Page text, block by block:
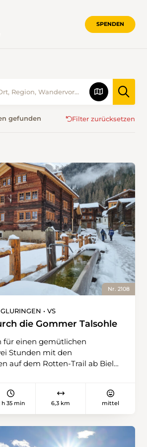
SPENDEN
gefunden Filter zurücksetzen
Nr. 2108
• VS
die Gommer Talsohle
für einen gemütlichen
Stunden mit den
auf dem Rotten-Trail ab Biel
Ziel dieser Genusswanderung
in den Rotten-Trail befindet
vor der Brücke am Rotten
geht es dem
h 35 min 6,3 km mittel